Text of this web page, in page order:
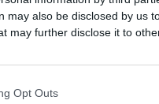
may also be disclosed by us
may further disclose it to
Opt Outs